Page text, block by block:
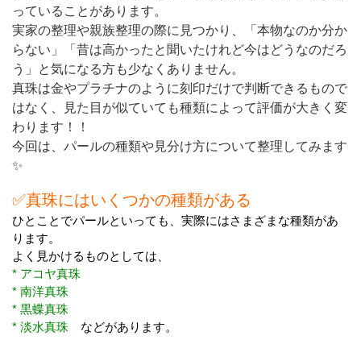
っていることがあります。
実家の整理や親族整理の際に見つかり、「本物なのか分か
らない」「昔は高かったと聞いたけれど今はどうなのだろ
う」と気になる方も少なくありません。
真珠は金やプラチナのように刻印だけで判断できるもので
はなく、見た目が似ていても種類によって評価が大きく変
わります！！
今回は、パールの種類や見分け方について整理してみます
✨
✅真珠にはいくつかの種類がある
ひとことでパールといっても、実際にはさまざまな種類があ
ります。
よく見かけるものとしては、
* アコヤ真珠
* 南洋真珠
* 黒蝶真珠
* 淡水真珠 などがあります。